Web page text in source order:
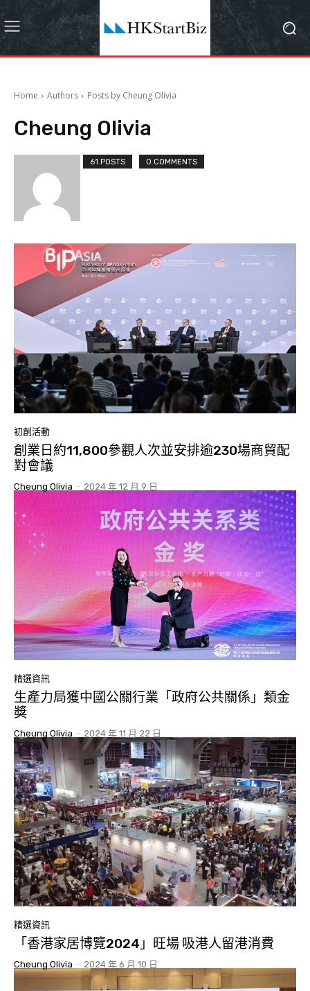
Home Authors Posts by Cheung Olivia
Cheung Olivia
61 POSTS 0 COMMENTS
初創活動
創業日約11,800參觀人次並安排逾230場商貿配
對會議
Cheung Olivia - 2024 年 12 月 9 日
精選資訊
生產力局獲中國公關行業「政府公共關係」類金
獎
Cheung Olivia - 2024 年 11 月 22 日
精選資訊
「香港家居博覽2024」旺場 吸港人留港消費
Cheung Olivia - 2024 年 6 月 10 日